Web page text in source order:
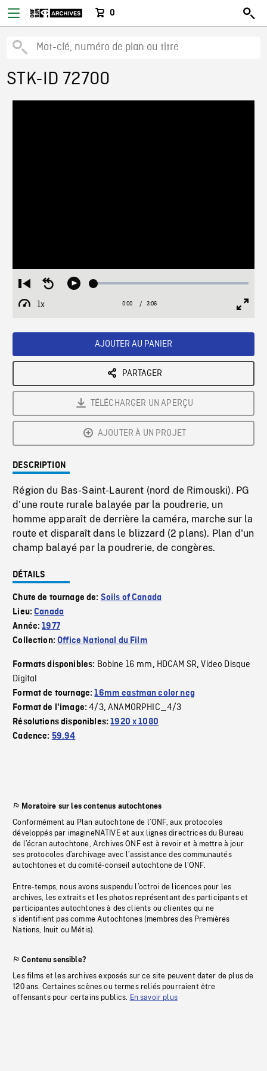
0
STK-ID 72700
Restart
from
beginning
Seek
Play Loaded:
1x
Playback
Current
0:00 / Duration
3:06
AJOUTER AU PANIER
PARTAGER
TÉLÉCHARGER UN APERÇU
AJOUTER À UN PROJET
DESCRIPTION
Région du Bas-Saint-Laurent (nord de Rimouski). PG
d'une route rurale balayée par la poudrerie, un
homme apparaît de derrière la caméra, marche sur la
route et disparaît dans le blizzard (2 plans). Plan d'un
champ balayé par la poudrerie, de congères.
DÉTAILS
Chute de tournage de: Soils of Canada
Lieu:Canada
Année:1977
Collection:Office National du Film
Formats disponibles: Bobine 16 mm, HDCAM SR,Video Disque
Digital
Format de tournage:16mm eastman color neg
Format de l'image:4/3,ANAMORPHIC_4/3
Résolutions disponibles:1920 x 1080
Cadence: 59.94
Moratoire sur les contenus autochtones
Conformément au Plan autochtone de l’ONF, aux protocoles
développés par imagineNATIVE et aux lignes directrices du Bureau
de l’écran autochtone, Archives ONF est à revoir et à mettre à jour
ses protocoles d’archivage avec l’assistance des communautés
autochtones et du comité-conseil autochtone de l’ONF.
Entre-temps, nous avons suspendu l’octroi de licences pour les
archives, les extraits et les photos représentant des participants et
participantes autochtones à des clients ou clientes qui ne
s’identifient pas comme Autochtones (membres des Premières
Nations, Inuit ou Métis).
Contenu sensible?
Les films et les archives exposés sur ce site peuvent dater de plus de
120 ans. Certaines scènes ou termes reliés pourraient être
offensants pour certains publics. En savoir plus